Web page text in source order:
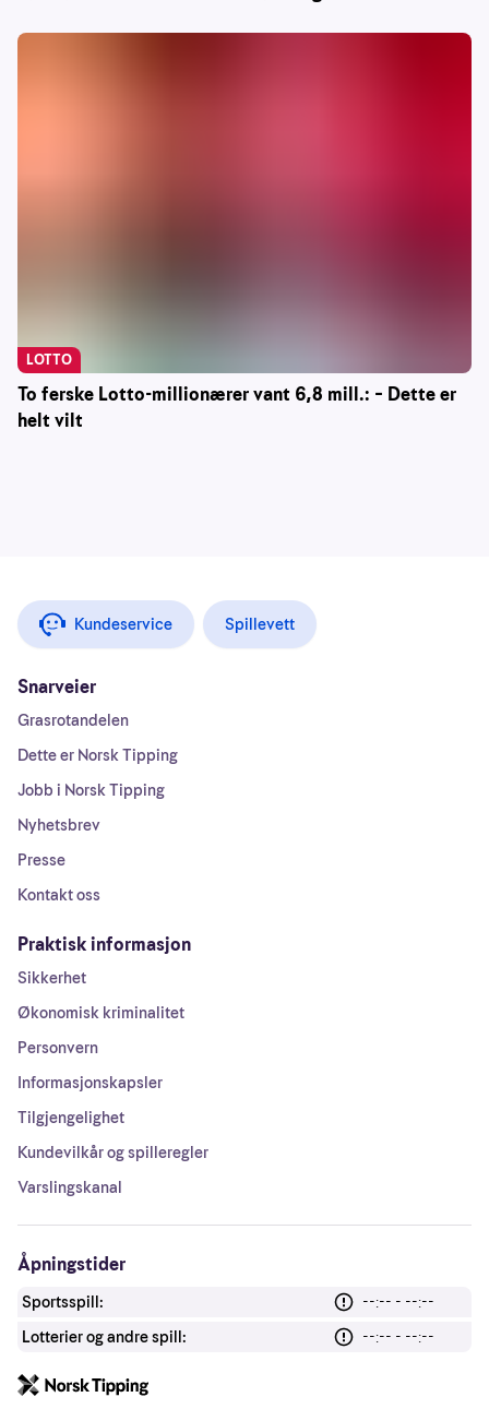
To ferske Lotto-millionærer vant 6,8 mill.: – Dette er
helt vilt
LOTTO
Kundeservice Spillevett
Snarveier
Grasrotandelen
Dette er Norsk Tipping
Jobb i Norsk Tipping
Nyhetsbrev
Presse
Kontakt oss
Praktisk informasjon
Sikkerhet
Økonomisk kriminalitet
Personvern
Informasjonskapsler
Tilgjengelighet
Kundevilkår og spilleregler
Varslingskanal
Åpningstider
Sportsspill:
--:-- - --:--
Lotterier og andre spill:
--:-- - --:--